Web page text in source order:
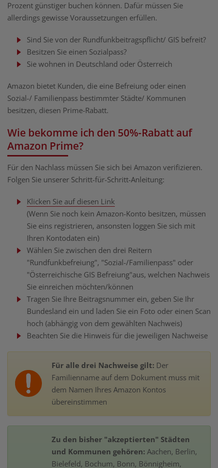
Prozent günstiger buchen können. Dafür müssen Sie
allerdings gewisse Voraussetzungen erfüllen.
Sind Sie von der Rundfunkbeitragspflicht/ GIS befreit?
Besitzen Sie einen Sozialpass?
Sie wohnen in Deutschland oder Österreich
Amazon bietet Kunden, die eine Befreiung oder einen
Sozial-/ Familienpass bestimmter Städte/ Kommunen
besitzen, diesen Prime-Rabatt.
Wie bekomme ich den 50%-Rabatt auf
Amazon Prime?
Für den Nachlass müssen Sie sich bei Amazon verifizieren.
Folgen Sie unserer Schritt-für-Schritt-Anleitung:
Klicken Sie auf diesen Link
(Wenn Sie noch kein Amazon-Konto besitzen, müssen
Sie eins registrieren, ansonsten loggen Sie sich mit
Ihren Kontodaten ein)
Wählen Sie zwischen den drei Reitern
"Rundfunkbefreiung", "Sozial-/Familienpass" oder
"Österreichische GIS Befreiung"aus, welchen Nachweis
Sie einreichen möchten/können
Tragen Sie Ihre Beitragsnummer ein, geben Sie Ihr
Bundesland ein und laden Sie ein Foto oder einen Scan
hoch (abhängig von dem gewählten Nachweis)
Beachten Sie die Hinweis für die jeweiligen Nachweise
Für alle drei Nachweise gilt: Der
Familienname auf dem Dokument muss mit
dem Namen Ihres Amazon Kontos
übereinstimmen
Zu den bisher "akzeptierten" Städten
und Kommunen gehören: Aachen, Berlin,
Bielefeld, Bochum, Bonn, Bönnigheim,